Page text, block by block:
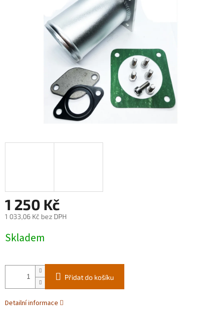
1 250 Kč
1 033,06 Kč bez DPH
cena:
Skladem
Přidat do košíku
Detailní informace